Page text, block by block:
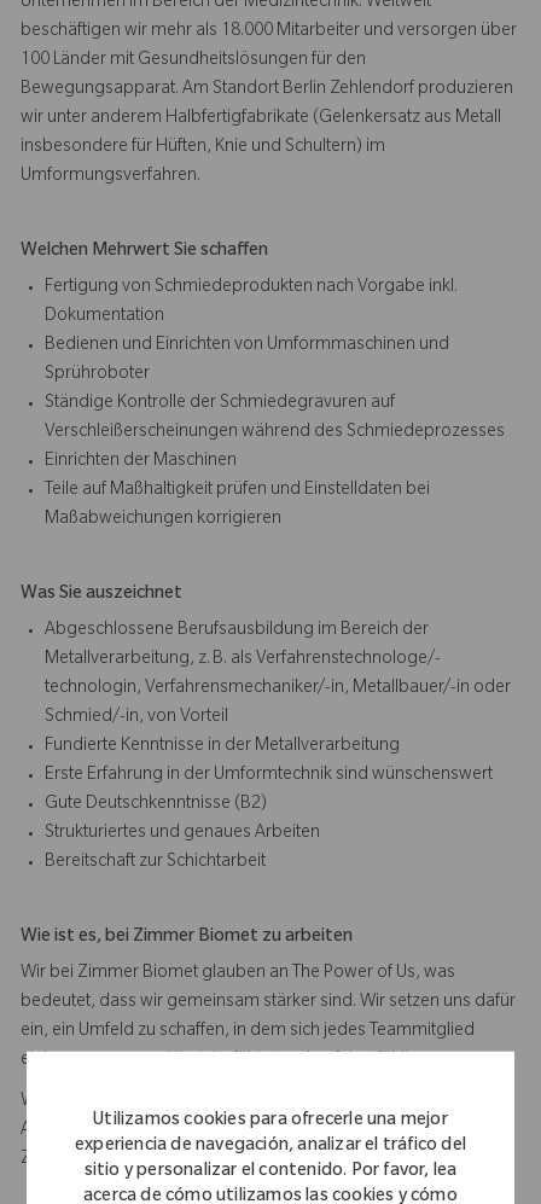
Utilizamos cookies para ofrecerle una mejor
experiencia de navegación, analizar el tráfico del
sitio y personalizar el contenido. Por favor, lea
acerca de cómo utilizamos las cookies y cómo
beschäftigen wir mehr als 18.000 Mitarbeiter und versorgen über
100 Länder mit Gesundheitslösungen für den
Bewegungsapparat. Am Standort Berlin Zehlendorf produzieren
wir unter anderem Halbfertigfabrikate (Gelenkersatz aus Metall
insbesondere für Hüften, Knie und Schultern) im
Umformungsverfahren.
Welchen Mehrwert Sie schaffen
Fertigung von Schmiedeprodukten nach Vorgabe inkl.
Dokumentation
Bedienen und Einrichten von Umformmaschinen und
Sprühroboter
Ständige Kontrolle der Schmiedegravuren auf
Verschleißerscheinungen während des Schmiedeprozesses
Einrichten der Maschinen
Teile auf Maßhaltigkeit prüfen und Einstelldaten bei
Maßabweichungen korrigieren
Was Sie auszeichnet
Abgeschlossene Berufsausbildung im Bereich der
Metallverarbeitung, z. B. als Verfahrenstechnologe/-
technologin, Verfahrensmechaniker/-in, Metallbauer/-in oder
Schmied/-in, von Vorteil
Fundierte Kenntnisse in der Metallverarbeitung
Erste Erfahrung in der Umformtechnik sind wünschenswert
Gute Deutschkenntnisse (B2)
Strukturiertes und genaues Arbeiten
Bereitschaft zur Schichtarbeit
Wie ist es, bei Zimmer Biomet zu arbeiten
Wir bei Zimmer Biomet glauben an The Power of Us, was
bedeutet, dass wir gemeinsam stärker sind. Wir setzen uns dafür
ein, ein Umfeld zu schaffen, in dem sich jedes Teammitglied
einbezogen, respektiert, befähigt und gefeiert fühlt.
Wir bieten Ihnen eine verantwortungsvolle und herausfordernde
Aufgabe in einem spannenden und dynamischen Umfeld.
Zudem möchten wir Sie hiermit begeistern: